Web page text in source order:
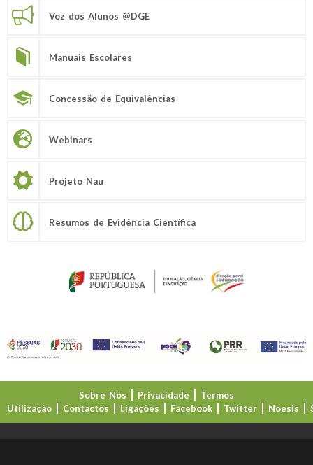
Voz dos Alunos @DGE
Manuais Escolares
Concessão de Equivalências
Webinars
Projeto Nau
Resumos de Evidência Científica
Sobre Nós Privacidade
Termos
Utilização
Contactos Ligações Facebook Twitter Noesis